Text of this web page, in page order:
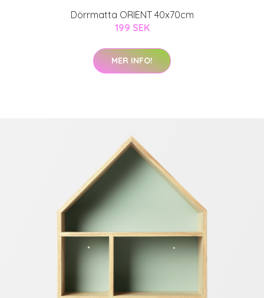
Dörrmatta ORIENT 40x70cm
199 SEK
MER INFO!